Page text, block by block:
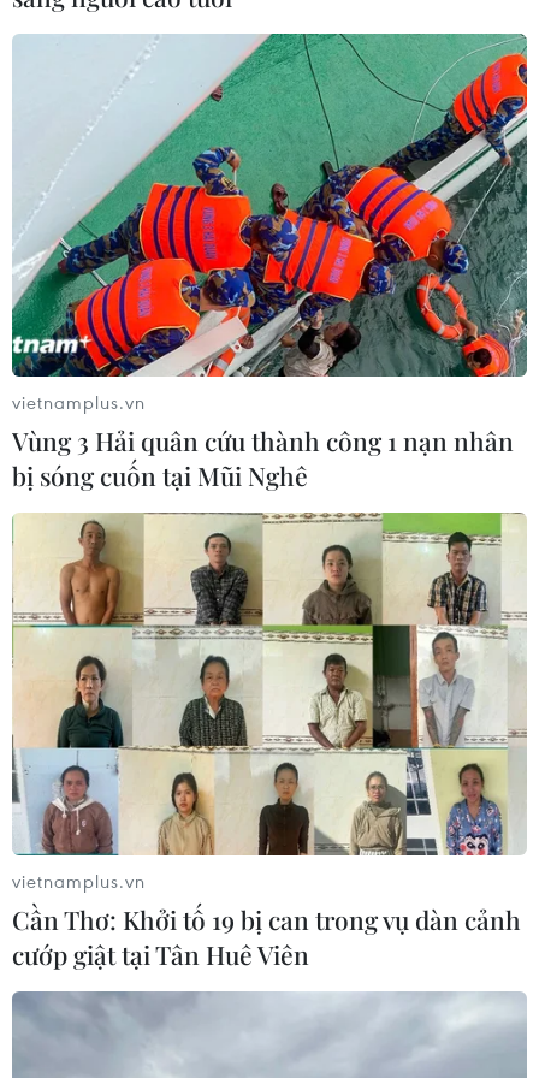
thống và Phó Tổng thống Hoa Kỳ
21/01/2021 05:10
Nhân dịp ngài Joseph R. Biden Jr. nhậm chức Tổng
thống thứ 46 của Hợp chúng quốc Hoa Kỳ, Tổng Bí thư,
Chủ tịch nước Nguyễn Phú Trọng và Thủ tướng Nguyễn
Xuân Phúc đã đồng gửi điện chúc mừng.
Chính quyền Biden chỉ trích Trung Quốc
trừng phạt các cựu quan chức
21/01/2021 05:43
Người phát ngôn của NSC trong chính quyền mới cho
rằng việc Trung Quốc áp đặt các biện pháp trừng phạt
vào ngày tân Tổng thống Biden nhậm chức dường như
là nhằm "chia rẽ đảng phái" ở Mỹ.
vietnamplus.vn
Vùng 3 Hải quân cứu thành công 1 nạn nhân
bị sóng cuốn tại Mũi Nghê
vietnamplus.vn
Cần Thơ: Khởi tố 19 bị can trong vụ dàn cảnh
cướp giật tại Tân Huê Viên